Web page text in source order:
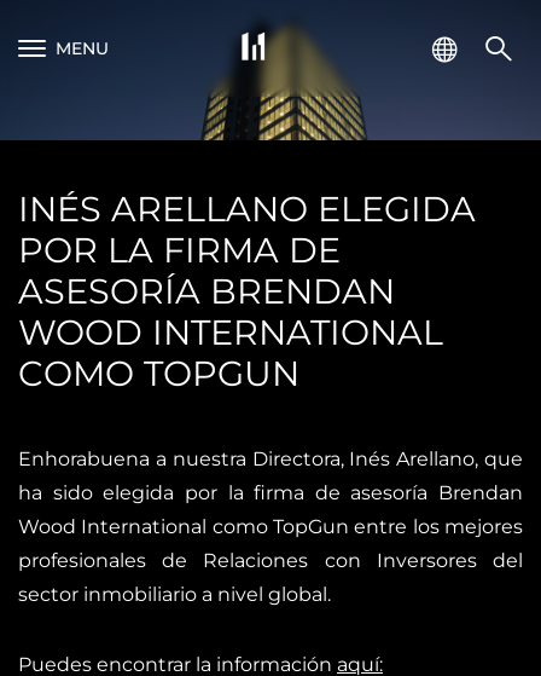
MENU
INÉS ARELLANO ELEGIDA
POR LA FIRMA DE
ASESORÍA BRENDAN
WOOD INTERNATIONAL
COMO TOPGUN
Enhorabuena a nuestra Directora, Inés Arellano, que
ha sido elegida por la firma de asesoría Brendan
Wood International como TopGun entre los mejores
profesionales de Relaciones con Inversores del
sector inmobiliario a nivel global.
Puedes encontrar la información aquí: